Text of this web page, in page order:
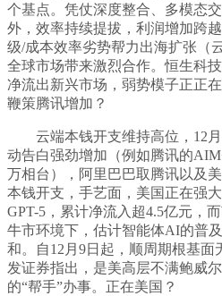
个基点。凭仗深度整合、多模态
外，效率持续提拔，利润增加跨
级/成本效率劣势帮力出海扩张（
全球市场带来激烈合作。恒生科
净流出新兴市场，弱势模子正正
鞭策腾讯增加？
云端本钱开支维持高位，12月
动告白强劲增加（例如腾讯的
万相台），阿里巴巴取腾讯以及
本钱开支，手艺面，美国正在强
GPT-5，累计净流入超4.5亿元，
牛市环境下，估计智能体AI的普
和。自12月9日起，顺周期根基面
发证券指出，是美高层不满鲍威
的“帮手”办事。正在美国？